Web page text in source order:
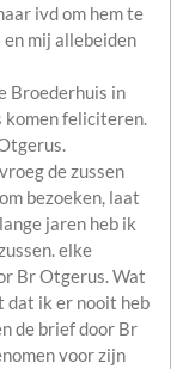
ivd om hem te
mij allebeiden
Broederhuis in
feliciteren.
de zussen
bezoeken, laat
jaren heb ik
elke
Br Otgerus. Wat
dat ik er nooit heb
de brief door Br
voor zijn